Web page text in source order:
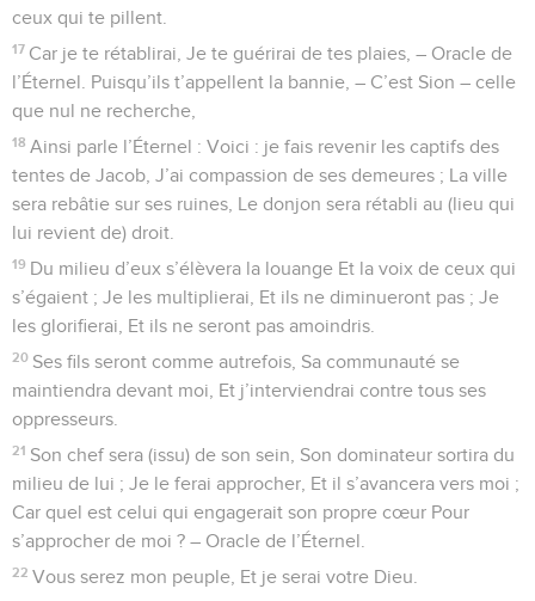
ceux qui te pillent.
17 Car je te rétablirai, Je te guérirai de tes plaies, – Oracle de
l’Éternel. Puisqu’ils t’appellent la bannie, – C’est Sion – celle
que nul ne recherche,
18 Ainsi parle l’Éternel : Voici : je fais revenir les captifs des
tentes de Jacob, J’ai compassion de ses demeures ; La ville
sera rebâtie sur ses ruines, Le donjon sera rétabli au (lieu qui
lui revient de) droit.
19 Du milieu d’eux s’élèvera la louange Et la voix de ceux qui
s’égaient ; Je les multiplierai, Et ils ne diminueront pas ; Je
les glorifierai, Et ils ne seront pas amoindris.
20 Ses fils seront comme autrefois, Sa communauté se
maintiendra devant moi, Et j’interviendrai contre tous ses
oppresseurs.
21 Son chef sera (issu) de son sein, Son dominateur sortira du
milieu de lui ; Je le ferai approcher, Et il s’avancera vers moi ;
Car quel est celui qui engagerait son propre cœur Pour
s’approcher de moi ? – Oracle de l’Éternel.
22 Vous serez mon peuple, Et je serai votre Dieu.